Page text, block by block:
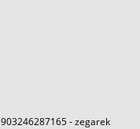
- zegarek